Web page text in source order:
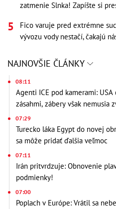
zatmenie Slnka! Zapíšte si
Fico varuje pred extrémne
vývozu vody nestačí, čakajú
NAJNOVŠIE ČLÁNKY
08:11
Agenti ICE pod kamerami:
zásahmi, zábery však nemusia
07:29
Turecko láka Egypt do novej
sa môže pridať ďalšia veľmoc
07:11
Irán pritvrdzuje: Obnovenie
podmienky!
07:00
Poplach v Európe: Vrátil sa